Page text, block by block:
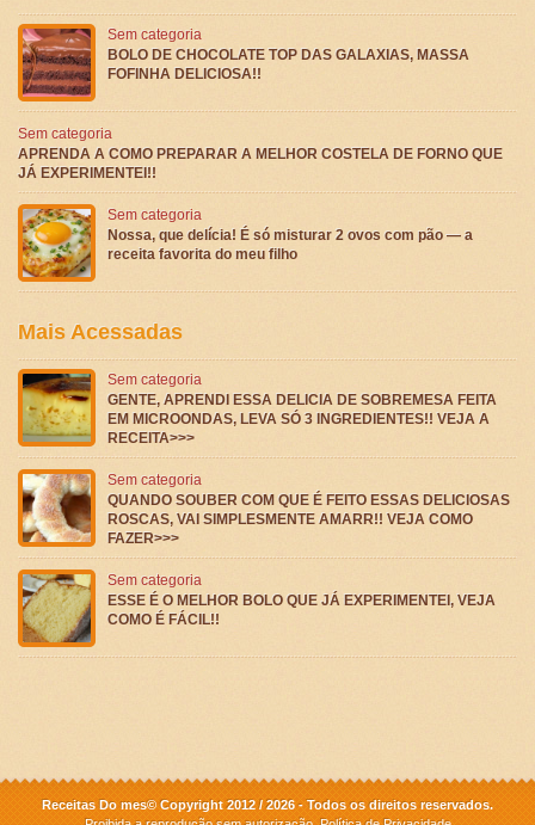
Sem categoria
BOLO DE CHOCOLATE TOP DAS GALAXIAS, MASSA
FOFINHA DELICIOSA!!
Sem categoria
APRENDA A COMO PREPARAR A MELHOR COSTELA DE FORNO QUE
JÁ EXPERIMENTEI!!
Sem categoria
Nossa, que delícia! É só misturar 2 ovos com pão — a
receita favorita do meu filho
Mais Acessadas
Sem categoria
GENTE, APRENDI ESSA DELICIA DE SOBREMESA FEITA
EM MICROONDAS, LEVA SÓ 3 INGREDIENTES!! VEJA A
RECEITA>>>
Sem categoria
QUANDO SOUBER COM QUE É FEITO ESSAS DELICIOSAS
ROSCAS, VAI SIMPLESMENTE AMARR!! VEJA COMO
FAZER>>>
Sem categoria
ESSE É O MELHOR BOLO QUE JÁ EXPERIMENTEI, VEJA
COMO É FÁCIL!!
Receitas Do mes© Copyright 2012 / 2026 - Todos os direitos reservados.